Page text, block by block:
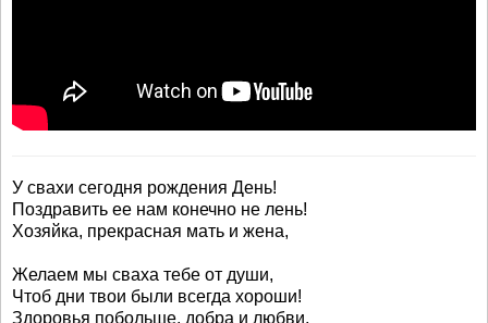
У свахи сегодня рождения День!
Поздравить ее нам конечно не лень!
Хозяйка, прекрасная мать и жена,
Желаем мы сваха тебе от души,
Чтоб дни твои были всегда хороши!
Здоровья побольше, добра и любви,